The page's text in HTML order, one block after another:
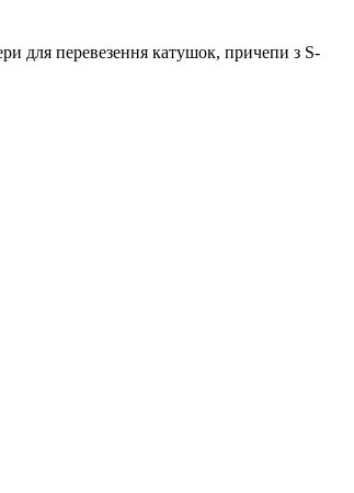
для перевезення катушок, причепи з S-